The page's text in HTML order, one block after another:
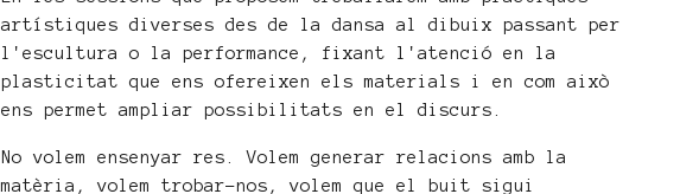
artístiques diverses des de la dansa al dibuix passant per
l'escultura o la performance, fixant l'atenció en la
plasticitat que ens ofereixen els materials i en com això
ens permet ampliar possibilitats en el discurs.
No volem ensenyar res. Volem generar relacions amb la
matèria, volem trobar-nos, volem que el buit sigui